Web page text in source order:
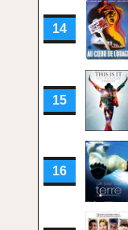
14
15
16